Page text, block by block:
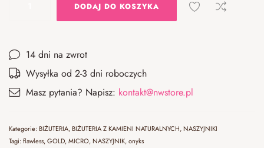
DODAJ DO KOSZYKA
14 dni na zwrot
Wysyłka od 2-3 dni roboczych
Masz pytania? Napisz: kontakt@nwstore.pl
Kategorie:BIŻUTERIA,BIŻUTERIA Z KAMIENI NATURALNYCH,NASZYJNIKI
Tagi:flawless,GOLD,MICRO,NASZYJNIK,onyks